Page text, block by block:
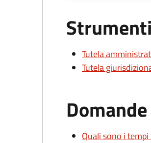
Tutela
Tutela
Quali sono i